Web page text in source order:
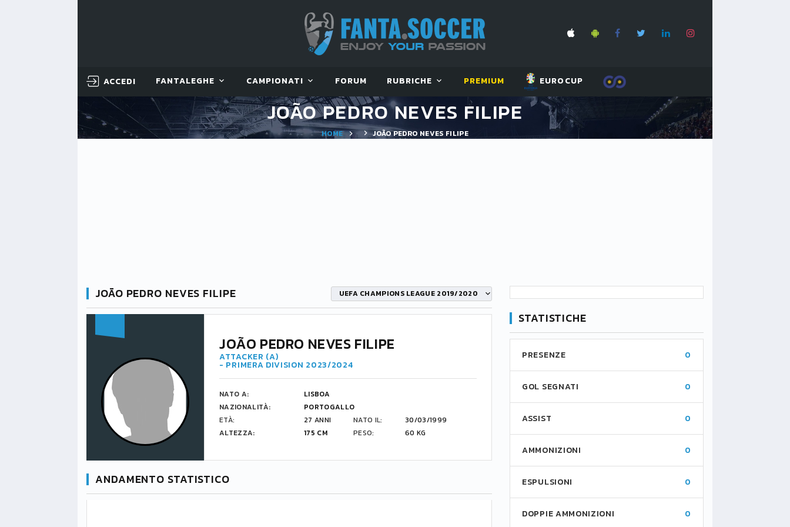
ACCEDI FANTALEGHE CAMPIONATI FORUM RUBRICHE PREMIUM EUROCUP
JOÃO PEDRO NEVES FILIPE
HOME JOÃO PEDRO NEVES FILIPE
JOÃO PEDRO NEVES FILIPE UEFA CHAMPIONS LEAGUE 2019/2020
JOÃO PEDRO NEVES FILIPE
ATTACKER (A)
- PRIMERA DIVISION 2023/2024
NATO A:
LISBOA
NAZIONALITÀ:
PORTOGALLO
ETÀ:
27 ANNI NATO IL:
30/03/1999
ALTEZZA:
175 CM PESO: 60 KG
ANDAMENTO STATISTICO
STATISTICHE
PRESENZE 0
GOL SEGNATI 0
ASSIST 0
AMMONIZIONI 0
ESPULSIONI 0
DOPPIE AMMONIZIONI 0